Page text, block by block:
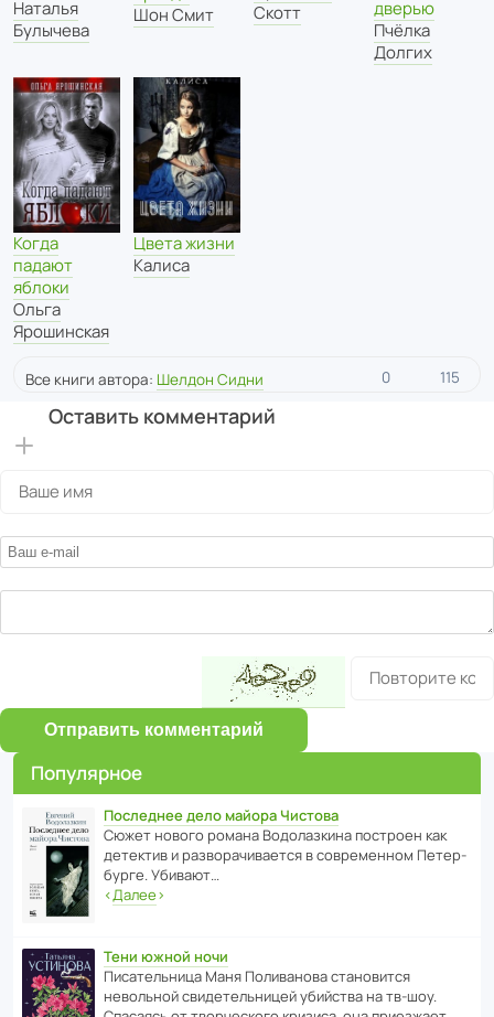
Наталья
Булычева
Шон Смит
Скотт
дверью
Пчёлка
Долгих
Когда
падают
яблоки
Ольга
Ярошинская
Цвета жизни
Калиса
Все книги автора: Шелдон Сидни 0 115
Оставить комментарий
Отправить комментарий
Популярное
Последнее дело майора Чистова
Сюжет нового романа Водо­ла­з­кина пост­роен как
дете­ктив и разво­ра­чи­ва­ется в совре­менном Пете­р­
бурге. Убивают…
‹Далее›
Тени южной ночи
Писа­тель­ница Маня Поли­ва­нова стано­вится
невольной свиде­тель­ницей убийства на тв-шоу.